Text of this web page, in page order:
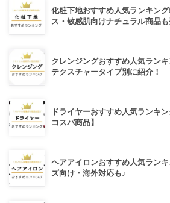
化粧下地おすすめ人気ランキン
ス・敏感肌向けナチュラル商品も
クレンジングおすすめ人気ラン
テクスチャータイプ別に紹介！
ドライヤーおすすめ人気ランキ
コスパ商品】
ヘアアイロンおすすめ人気ラン
ズ向け・海外対応も♪